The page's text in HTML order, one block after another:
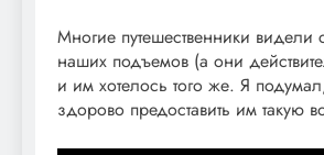
Многие путешественники видели
наших подъемов (а они
и им хотелось того же. Я
здорово предоставить им такую